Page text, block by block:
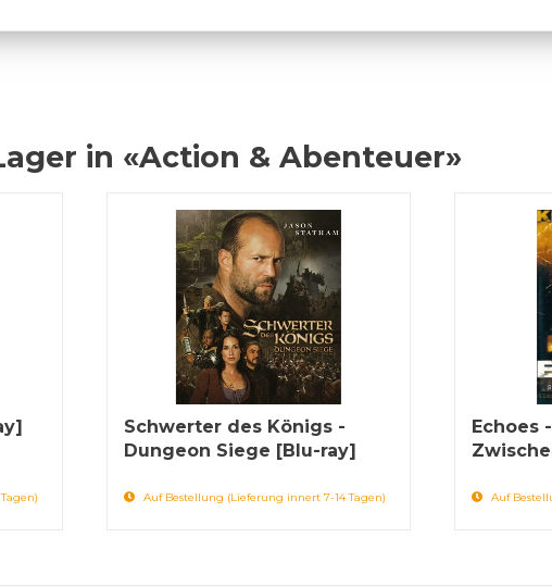
in «Action & Abenteuer»
Schwerter des Königs -
Dungeon Siege [Blu-ray]
Auf Bestellung (Lieferung innert 7-14 Tagen)
Echoes
Auf